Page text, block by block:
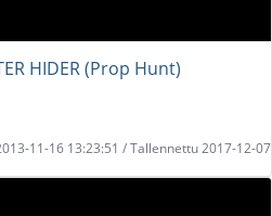
HIDER (Prop Hunt)
11-16 13:23:51 / Tallennettu 2017-12-07